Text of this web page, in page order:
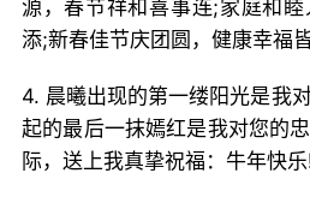
源，春节祥和喜事连;家庭和
添;新春佳节庆团圆，健康幸福
4. 晨曦出现的第一缕阳光是我
起的最后一抹嫣红是我对您的
际，送上我真挚祝福：牛年快